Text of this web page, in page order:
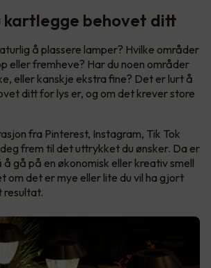
kartlegge behovet ditt
å plassere lamper? Hvilke områder
eller fremheve? Har du noen områder
eller kanskje ekstra fine? Det er lurt å
ditt for lys er, og om det krever store
fra Pinterest, Instagram, Tik Tok
frem til det uttrykket du ønsker. Da er
gå på en økonomisk eller kreativ smell
om det er mye eller lite du vil ha gjort
resultat.